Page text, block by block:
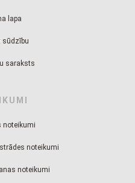
lapa
sūdzību
saraksts
noteikumi
noteikumi
noteikumi